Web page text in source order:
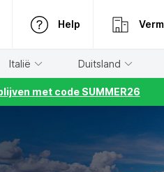
Help
Italië Duitsland
met code SUMMER26